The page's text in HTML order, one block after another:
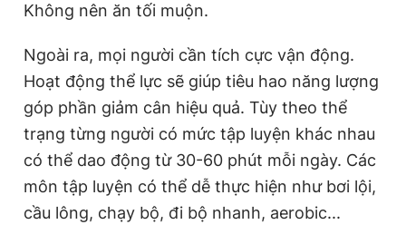
Không nên ăn tối muộn.
Ngoài ra, mọi người cần tích cực vận động.
Hoạt động thể lực sẽ giúp tiêu hao năng lượng
góp phần giảm cân hiệu quả. Tùy theo thể
trạng từng người có mức tập luyện khác nhau
có thể dao động từ 30-60 phút mỗi ngày. Các
môn tập luyện có thể dễ thực hiện như bơi lội,
cầu lông, chạy bộ, đi bộ nhanh, aerobic...